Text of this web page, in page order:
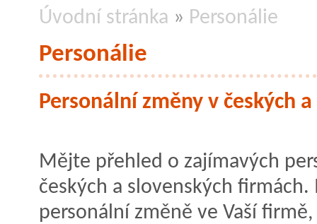
Úvodní stránka » Personálie
Personálie
Personální změny v českých
Mějte přehled o zajímavých
českých a slovenských
personální změně ve Vaší